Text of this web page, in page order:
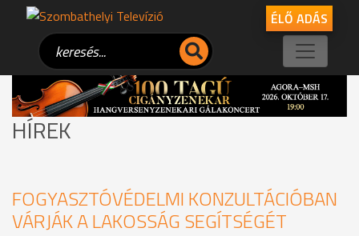
ÉLŐ ADÁS
HÍREK
FOGYASZTÓVÉDELMI KONZULTÁCIÓBAN
VÁRJÁK A LAKOSSÁG SEGÍTSÉGÉT